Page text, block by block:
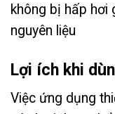
không bị hấp hơi
nguyên liệu
Lợi ích khi
Việc ứng dụng